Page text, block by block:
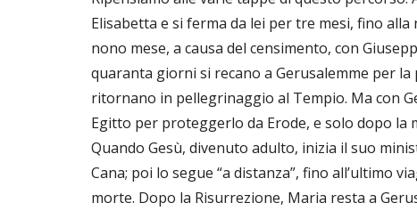
Elisabetta e si ferma da lei per tre mesi, fino
nono mese, a causa del censimento, con
quaranta giorni si recano a Gerusalemme per
ritornano in pellegrinaggio al Tempio. Ma con
Egitto per proteggerlo da Erode, e solo dopo
Quando Gesù, divenuto adulto, inizia il suo
Cana; poi lo segue “a distanza”, fino all’ultimo
morte. Dopo la Risurrezione, Maria resta a